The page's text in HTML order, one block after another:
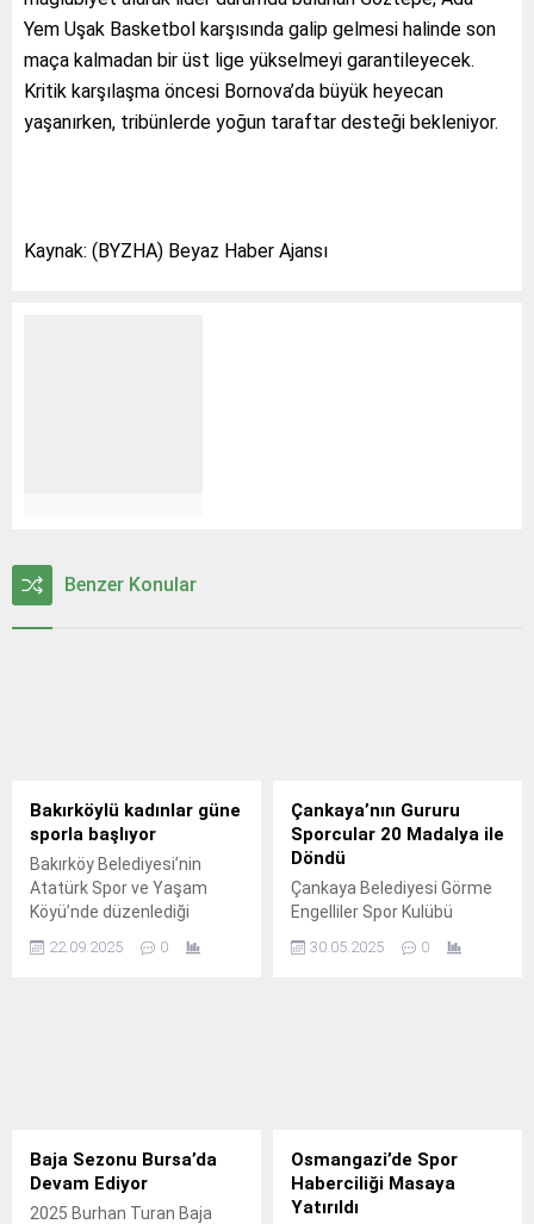
Yem Uşak Basketbol karşısında galip gelmesi halinde son
maça kalmadan bir üst lige yükselmeyi garantileyecek.
Kritik karşılaşma öncesi Bornova’da büyük heyecan
yaşanırken, tribünlerde yoğun taraftar desteği bekleniyor.
Kaynak: (BYZHA) Beyaz Haber Ajansı
Benzer Konular
Bakırköylü kadınlar güne
sporla başlıyor
Bakırköy Belediyesi’nin
Atatürk Spor ve Yaşam
Köyü’nde düzenlediği
ediyor.
22.09.2025 0
Çankaya’nın Gururu
Sporcular 20 Madalya ile
Döndü
Çankaya Belediyesi Görme
Engelliler Spor Kulübü
Milli Haltercileri,
döndü.
30.05.2025 0
Baja Sezonu Bursa’da
Devam Ediyor
2025 Burhan Turan Baja
Osmangazi’de Spor
Haberciliği Masaya
Yatırıldı